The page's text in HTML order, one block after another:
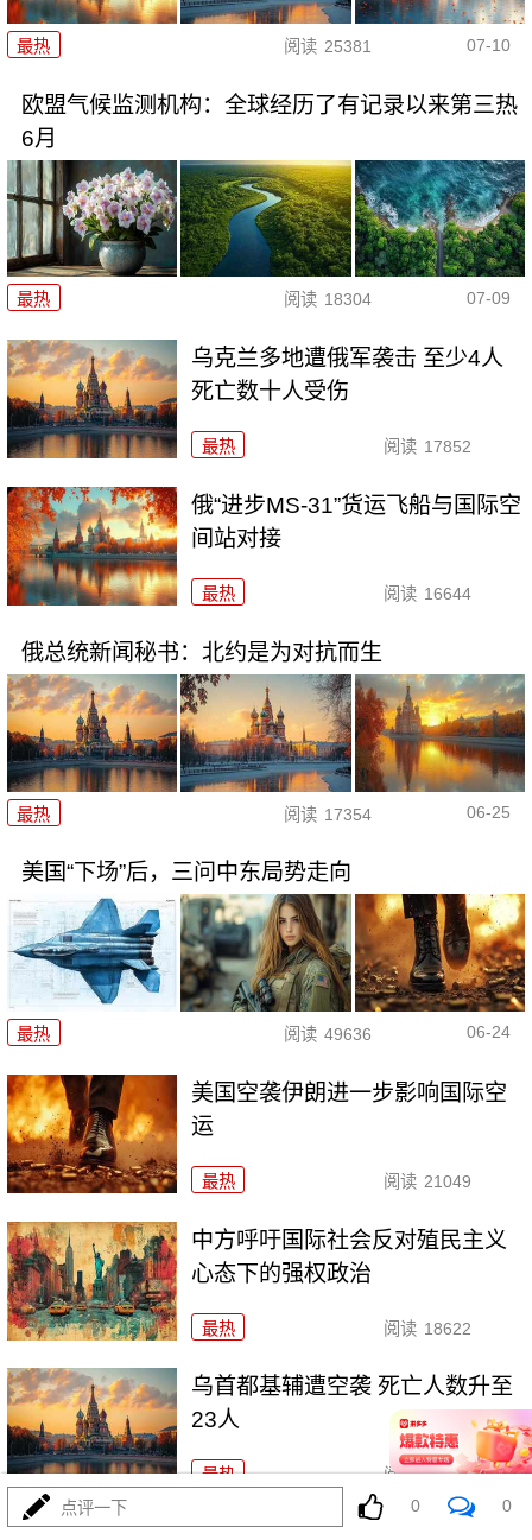
最热 阅读 25381 07-10
欧盟气候监测机构：全球经历了有记录以来第三热
6月
最热 阅读 18304 07-09
乌克兰多地遭俄军袭击 至少4人
死亡数十人受伤
最热 阅读 17852
俄“进步MS-31”货运飞船与国际空
间站对接
最热 阅读 16644
俄总统新闻秘书：北约是为对抗而生
最热 阅读 17354 06-25
美国“下场”后，三问中东局势走向
最热 阅读 49636 06-24
美国空袭伊朗进一步影响国际空
运
最热 阅读 21049
中方呼吁国际社会反对殖民主义
心态下的强权政治
最热 阅读 18622
乌首都基辅遭空袭 死亡人数升至
23人
最热 阅读 18892
欧盟委员会计划全面禁止进口俄
点评一下 0 0